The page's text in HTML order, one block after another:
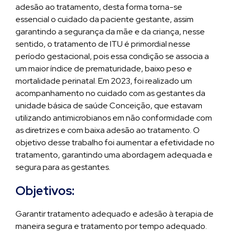
adesão ao tratamento, desta forma torna-se
essencial o cuidado da paciente gestante, assim
garantindo a segurança da mãe e da criança, nesse
sentido, o tratamento de ITU é primordial nesse
período gestacional, pois essa condição se associa a
um maior índice de prematuridade, baixo peso e
mortalidade perinatal. Em 2023, foi realizado um
acompanhamento no cuidado com as gestantes da
unidade básica de saúde Conceição, que estavam
utilizando antimicrobianos em não conformidade com
as diretrizes e com baixa adesão ao tratamento. O
objetivo desse trabalho foi aumentar a efetividade no
tratamento, garantindo uma abordagem adequada e
segura para as gestantes.
Objetivos:
Garantir tratamento adequado e adesão à terapia de
maneira segura e tratamento por tempo adequado.